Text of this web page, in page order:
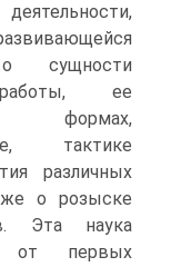
сущности
работы, ее
формах,
тактике
различных
о розыске
Эта наука
от первых